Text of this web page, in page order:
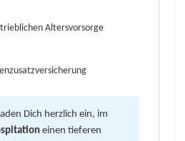
Altersvorsorge
Dich herzlich ein, im
einen tieferen